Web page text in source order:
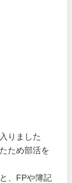
りました
ため部活を
、FPや簿記